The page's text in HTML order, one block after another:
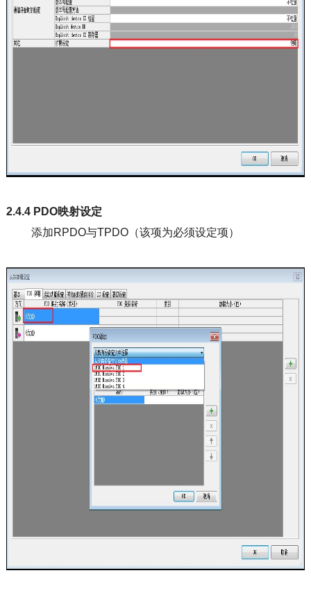
2.4.4 PDO映射设定
添加RPDO与TPDO（该项为必须设定项）